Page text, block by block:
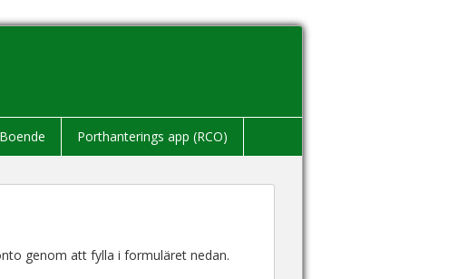
Boende Porthanterings app (RCO)
genom att fylla i formuläret nedan.